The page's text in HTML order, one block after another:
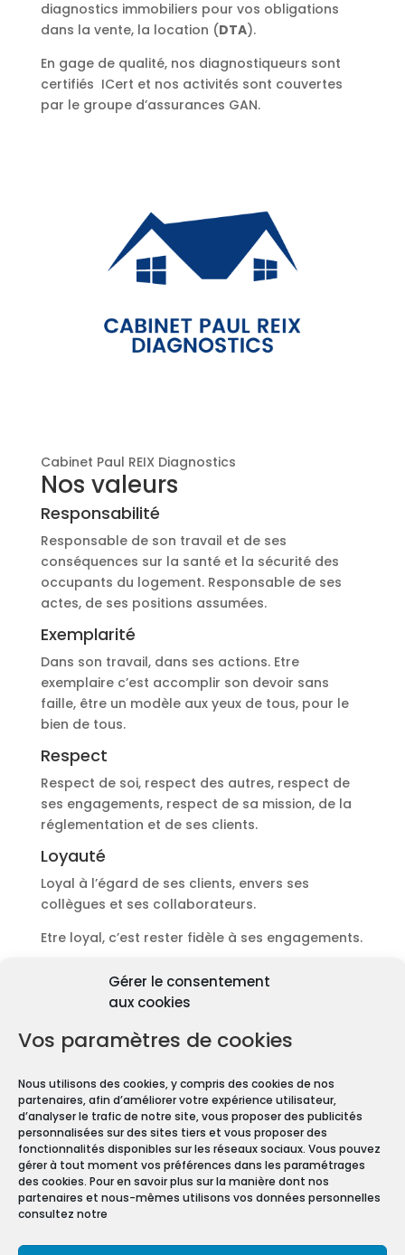
Gérer le consentement
aux cookies
Vos paramètres de cookies
Nous utilisons des cookies, y compris des cookies de nos
partenaires, afin d’améliorer votre expérience utilisateur,
d’analyser le trafic de notre site, vous proposer des publicités
personnalisées sur des sites tiers et vous proposer des
fonctionnalités disponibles sur les réseaux sociaux. Vous pouvez
gérer à tout moment vos préférences dans les paramétrages
des cookies. Pour en savoir plus sur la manière dont nos
partenaires et nous-mêmes utilisons vos données personnelles
consultez notre
diagnostics immobiliers pour vos obligations
dans la vente, la location (DTA).
En gage de qualité, nos diagnostiqueurs sont
certifiés ICert et nos activités sont couvertes
par le groupe d’assurances GAN.
Cabinet Paul REIX Diagnostics
Nos valeurs
Responsabilité
Responsable de son travail et de ses
conséquences sur la santé et la sécurité des
occupants du logement. Responsable de ses
actes, de ses positions assumées.
Exemplarité
Dans son travail, dans ses actions. Etre
exemplaire c’est accomplir son devoir sans
faille, être un modèle aux yeux de tous, pour le
bien de tous.
Respect
Respect de soi, respect des autres, respect de
ses engagements, respect de sa mission, de la
réglementation et de ses clients.
Loyauté
Loyal à l’égard de ses clients, envers ses
collègues et ses collaborateurs.
Etre loyal, c’est rester fidèle à ses engagements.
Découvrir les diagnostics
Pourquoi les diagnostics
immobiliers sont
obligatoires ?
Carrez, les diagnostics immobiliers sont devenus
obligatoires pour toute transaction immobilière.
En effet, que vous vendiez ou louiez une maison
ou un appartement, vous devez constituer un
Dossier de Diagnostic Technique (DDT).
Mentions légales